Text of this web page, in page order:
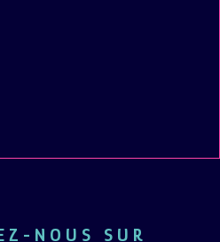
NOUS SUR